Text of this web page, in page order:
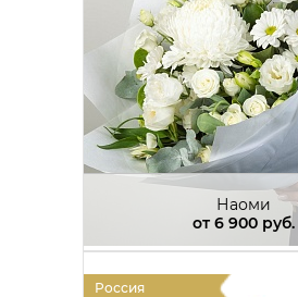
Наоми
от 6 900 руб.
Россия